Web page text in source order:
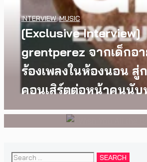
[Exclusive Interview]
grentperez จากเด็กอ
ร้องเพลงในห้องนอน สู่
คอนเสิร์ตต่อหน้าคนนั
INTERVIEW,MUSIC
I Wish You All the
ของวัยรุ่นนอนไบนารี่
ครอบครัวที่เขาเลือกได้
งานการกำกับภาพยนตร์
ของ Tommy Dorfman
WATCH,LGBTQIAN+
Search